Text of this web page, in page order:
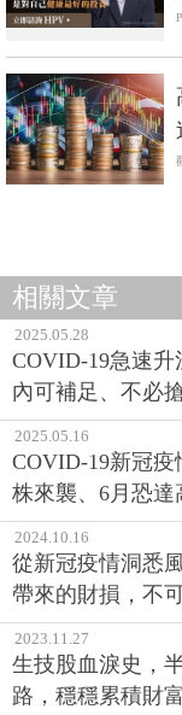
相關文章
2025.05.28
COVID-19急速
內可補足、不必
2025.05.16
COVID-19新冠
株來襲、6月恐達
2024.10.16
從新冠疫情洞悉
帶來的財損，不
2023.11.27
生技股血淚史，
路，穩穩累積財富